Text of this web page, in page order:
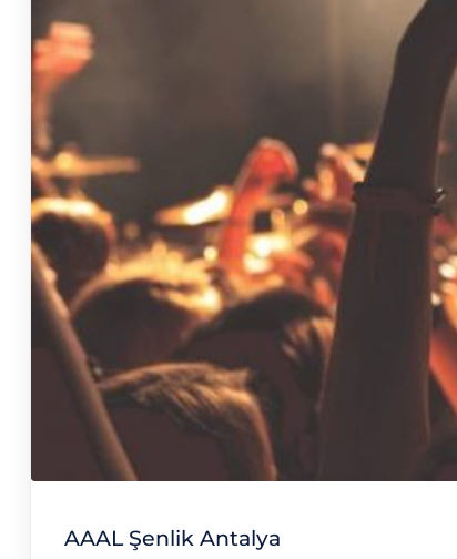
AAAL Şenlik Antalya